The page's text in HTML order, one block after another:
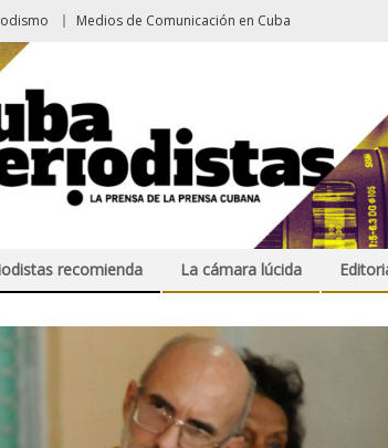
Medios de Comunicación en Cuba
recomienda La cámara lúcida